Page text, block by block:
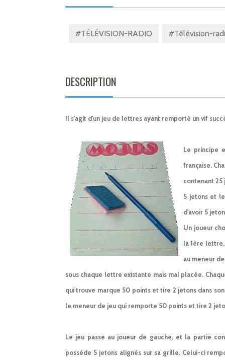
#TÉLÉVISION-RADIO #Télévision-
DESCRIPTION
Il s'agit d'un jeu de lettres ayant remporté un vif
Le principe
française.
contenant 25
5 jetons et
d'avoir 5
Un joueur
la 1ère
au meneur
sous chaque lettre existante mais mal placée.
qui trouve marque 50 points et tire 2 jetons dans
le meneur de jeu qui remporte 50 points et tire 2
Le jeu passe au joueur de gauche, et la partie
possède 5 jetons alignés sur sa grille. Celui-ci